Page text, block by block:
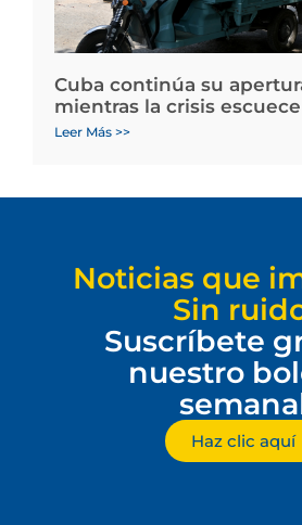
Cuba continúa su
mientras la crisis
Leer Más >>
Noticias que
Sin
Suscríbete
nuestro
Haz clic aquí